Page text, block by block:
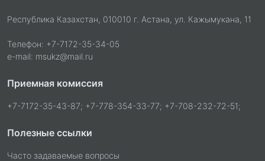
Республика Казахстан, 010010 г. Астана, ул. Кажымукана, 11
Телефон: +7-7172-35-34-05
e-mail: msukz@mail.ru
Приемная комиссия
+7-7172-35-43-87; +7-778-354-33-77; +7-708-232-72-51;
Полезные ссылки
Часто задаваемые вопросы